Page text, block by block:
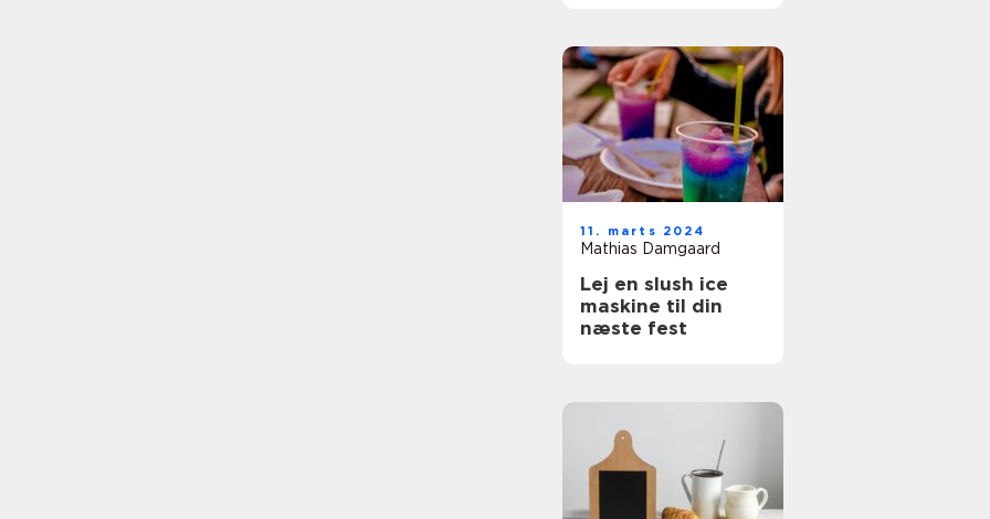
11. marts 2024
Mathias Damgaard
Lej en slush ice
maskine til din
næste fest